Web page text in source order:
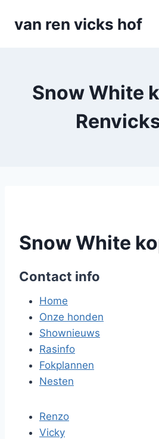
naarvan ren vicks hof
Snow White
Snow White
Contact info
Home
Onze honden
Shownieuws
Rasinfo
Fokplannen
Nesten
Renzo
Vicky